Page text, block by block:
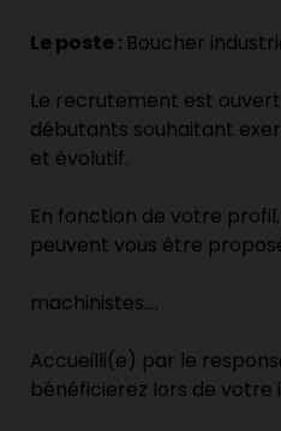
Le poste : Boucher
Le recrutement est
débutants souhaitant
et évolutif.
En fonction de votre
peuvent vous être
machinistes….
Accueilli(e) par le
bénéficierez lors de votre